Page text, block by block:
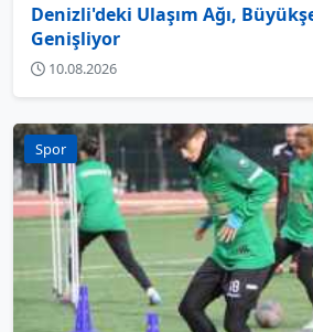
Denizli'deki Ulaşım Ağı,
Genişliyor
10.08.2026
Spor